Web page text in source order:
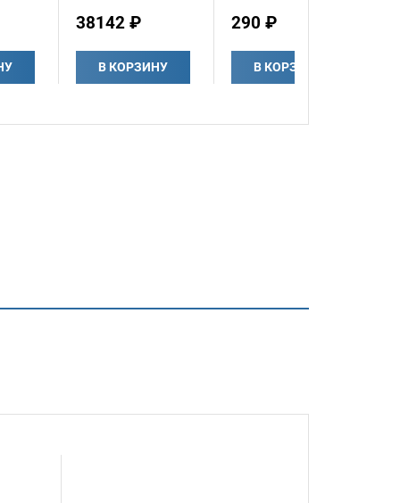
38142 ₽
В КОРЗИНУ
290 ₽
В КОРЗИНУ